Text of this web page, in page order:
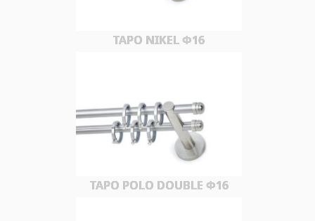
TAPO NIKEL Φ16
TAPO POLO DOUBLE Φ16